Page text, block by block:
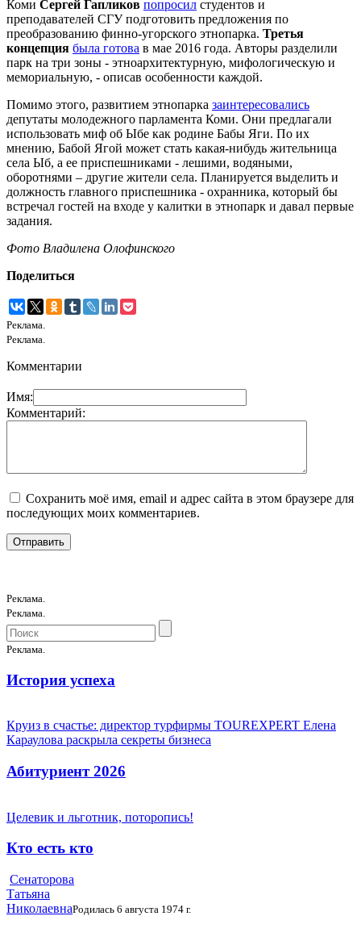
Коми Сергей Гапликов попросил студентов и
преподавателей СГУ подготовить предложения по
преобразованию финно-угорского этнопарка. Третья
концепция была готова в мае 2016 года. Авторы разделили
парк на три зоны - этноархитектурную, мифологическую и
мемориальную, - описав особенности каждой.
Помимо этого, развитием этнопарка заинтересовались
депутаты молодежного парламента Коми. Они предлагали
использовать миф об Ыбе как родине Бабы Яги. По их
мнению, Бабой Ягой может стать какая-нибудь жительница
села Ыб, а ее приспешниками - лешими, водяными,
оборотнями – другие жители села. Планируется выделить и
должность главного приспешника - охранника, который бы
встречал гостей на входе у калитки в этнопарк и давал первые
задания.
Фото Владилена Олофинского
Поделиться
Реклама.
Реклама.
Комментарии
Имя:
Комментарий:
Сохранить моё имя, email и адрес сайта в этом браузере для
последующих моих комментариев.
Реклама.
Реклама.
Реклама.
История успеха
Круиз в счастье: директор турфирмы TOUREXPERT Елена
Караулова раскрыла секреты бизнеса
Абитуриент 2026
Целевик и льготник, поторопись!
Кто есть кто
Сенаторова
Татьяна
НиколаевнаРодилась 6 августа 1974 г.